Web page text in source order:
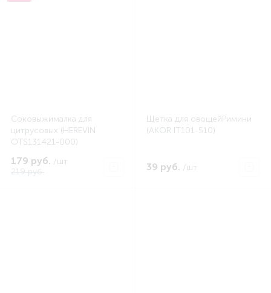
Соковыжималка для
цитрусовых (HEREVIN
OTS131421-000)
179 руб. /шт
219 руб.
Щетка для овощейРимини
(AKOR IT101-510)
39 руб. /шт